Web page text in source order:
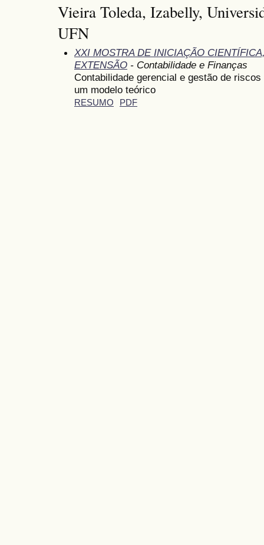
Vieira Toleda, Izabelly,
UFN
XXI MOSTRA DE INICIAÇÃO
EXTENSÃO - Contabilidade e Finanças
Contabilidade gerencial e gestão de
um modelo teórico
RESUMO PDF